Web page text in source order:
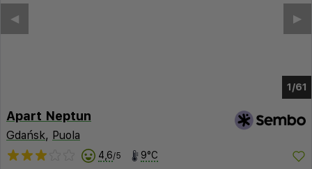
1/54
▶︎
◀︎
Apart Neptun
Gdańsk, Puola
4,6/5 9°C